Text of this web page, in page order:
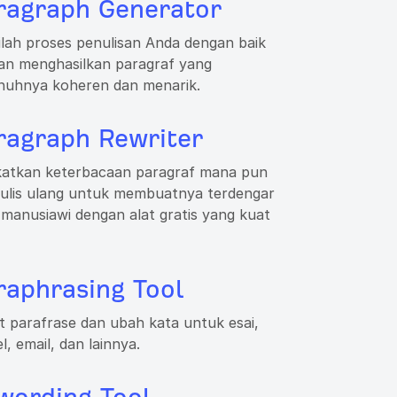
Generator
proses penulisan Anda dengan baik
menghasilkan paragraf yang
koheren dan menarik.
Rewriter
keterbacaan paragraf mana pun
ulang untuk membuatnya terdengar
dengan alat gratis yang kuat
Tool
parafrase dan ubah kata untuk esai,
email, dan lainnya.